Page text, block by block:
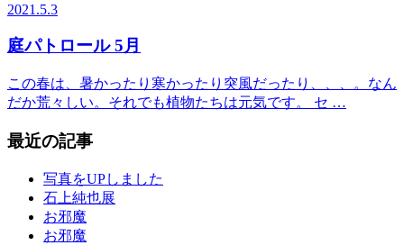
2021.5.3
庭パトロール 5月
この春は、暑かったり寒かったり突風だったり、、、。なん
だか荒々しい。それでも植物たちは元気です。 セ …
最近の記事
写真をUPしました
石上純也展
お邪魔
お邪魔